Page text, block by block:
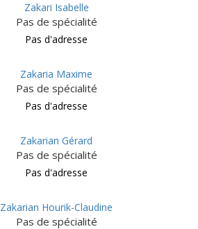
Zakari Isabelle
Pas de spécialité
Pas d'adresse
Zakaria Maxime
Pas de spécialité
Pas d'adresse
Zakarian Gérard
Pas de spécialité
Pas d'adresse
Zakarian Hourik-Claudine
Pas de spécialité